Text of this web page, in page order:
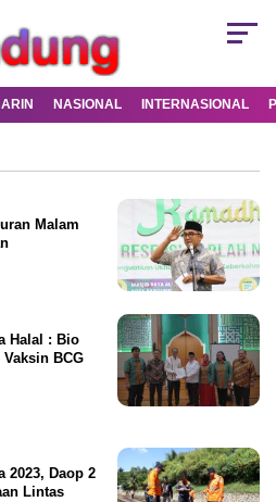
NASIONAL INTERNASIONAL
Malam
Halal : Bio
BCG
2023, Daop 2
Lintas